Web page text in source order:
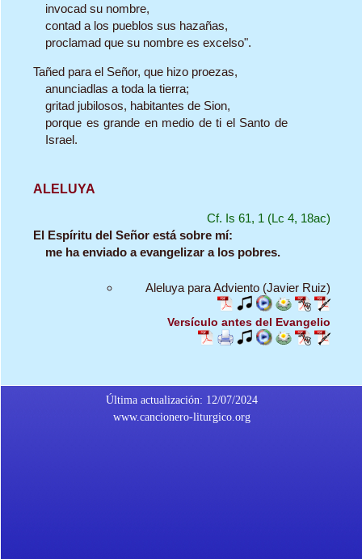
invocad su nombre,
contad a los pueblos sus hazañas,
proclamad que su nombre es excelso".
Tañed para el Señor, que hizo proezas,
anunciadlas a toda la tierra;
gritad jubilosos, habitantes de Sion,
porque es grande en medio de ti el Santo de
Israel.
ALELUYA
Cf. Is 61, 1 (Lc 4, 18ac)
El Espíritu del Señor está sobre mí:
me ha enviado a evangelizar a los pobres.
Aleluya para Adviento (Javier Ruiz)
Versículo antes del Evangelio
Última actualización: 12/07/2024